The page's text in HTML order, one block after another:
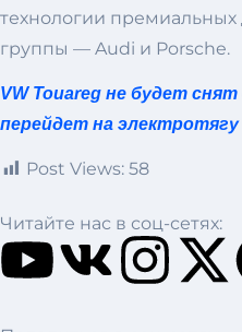
технологии
группы — Audi и Porsche.
VW Touareg не будет
перейдет на электротягу
Post Views: 58
Читайте нас в соц-сетях: